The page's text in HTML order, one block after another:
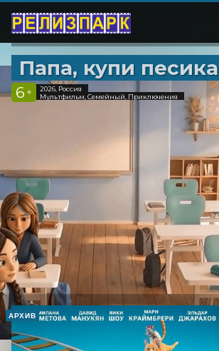
Папа, купи песика
6 +
2026, Россия
Мультфильм, Семейный, Приключения
АРХИВ